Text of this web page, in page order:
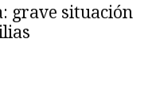
grave situación